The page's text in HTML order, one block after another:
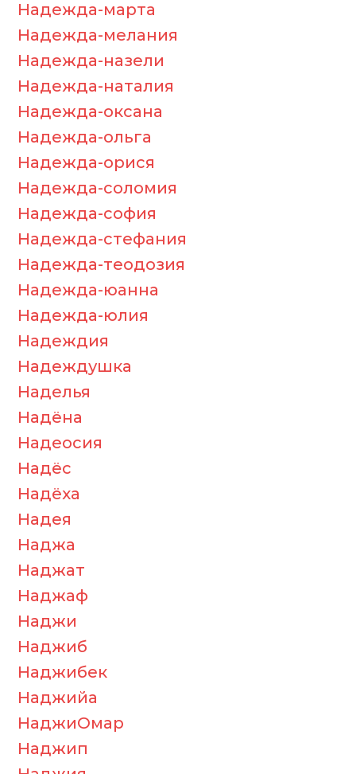
Надежда-марта
Надежда-мелания
Надежда-назели
Надежда-наталия
Надежда-оксана
Надежда-ольга
Надежда-орися
Надежда-соломия
Надежда-софия
Надежда-стефания
Надежда-теодозия
Надежда-юанна
Надежда-юлия
Надеждия
Надеждушка
Наделья
Надёна
Надеосия
Надёс
Надёха
Надея
Наджа
Наджат
Наджаф
Наджи
Наджиб
Наджибек
Наджийа
НаджиОмар
Наджип